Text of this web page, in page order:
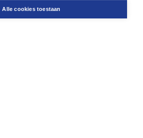
Alle cookies toestaan